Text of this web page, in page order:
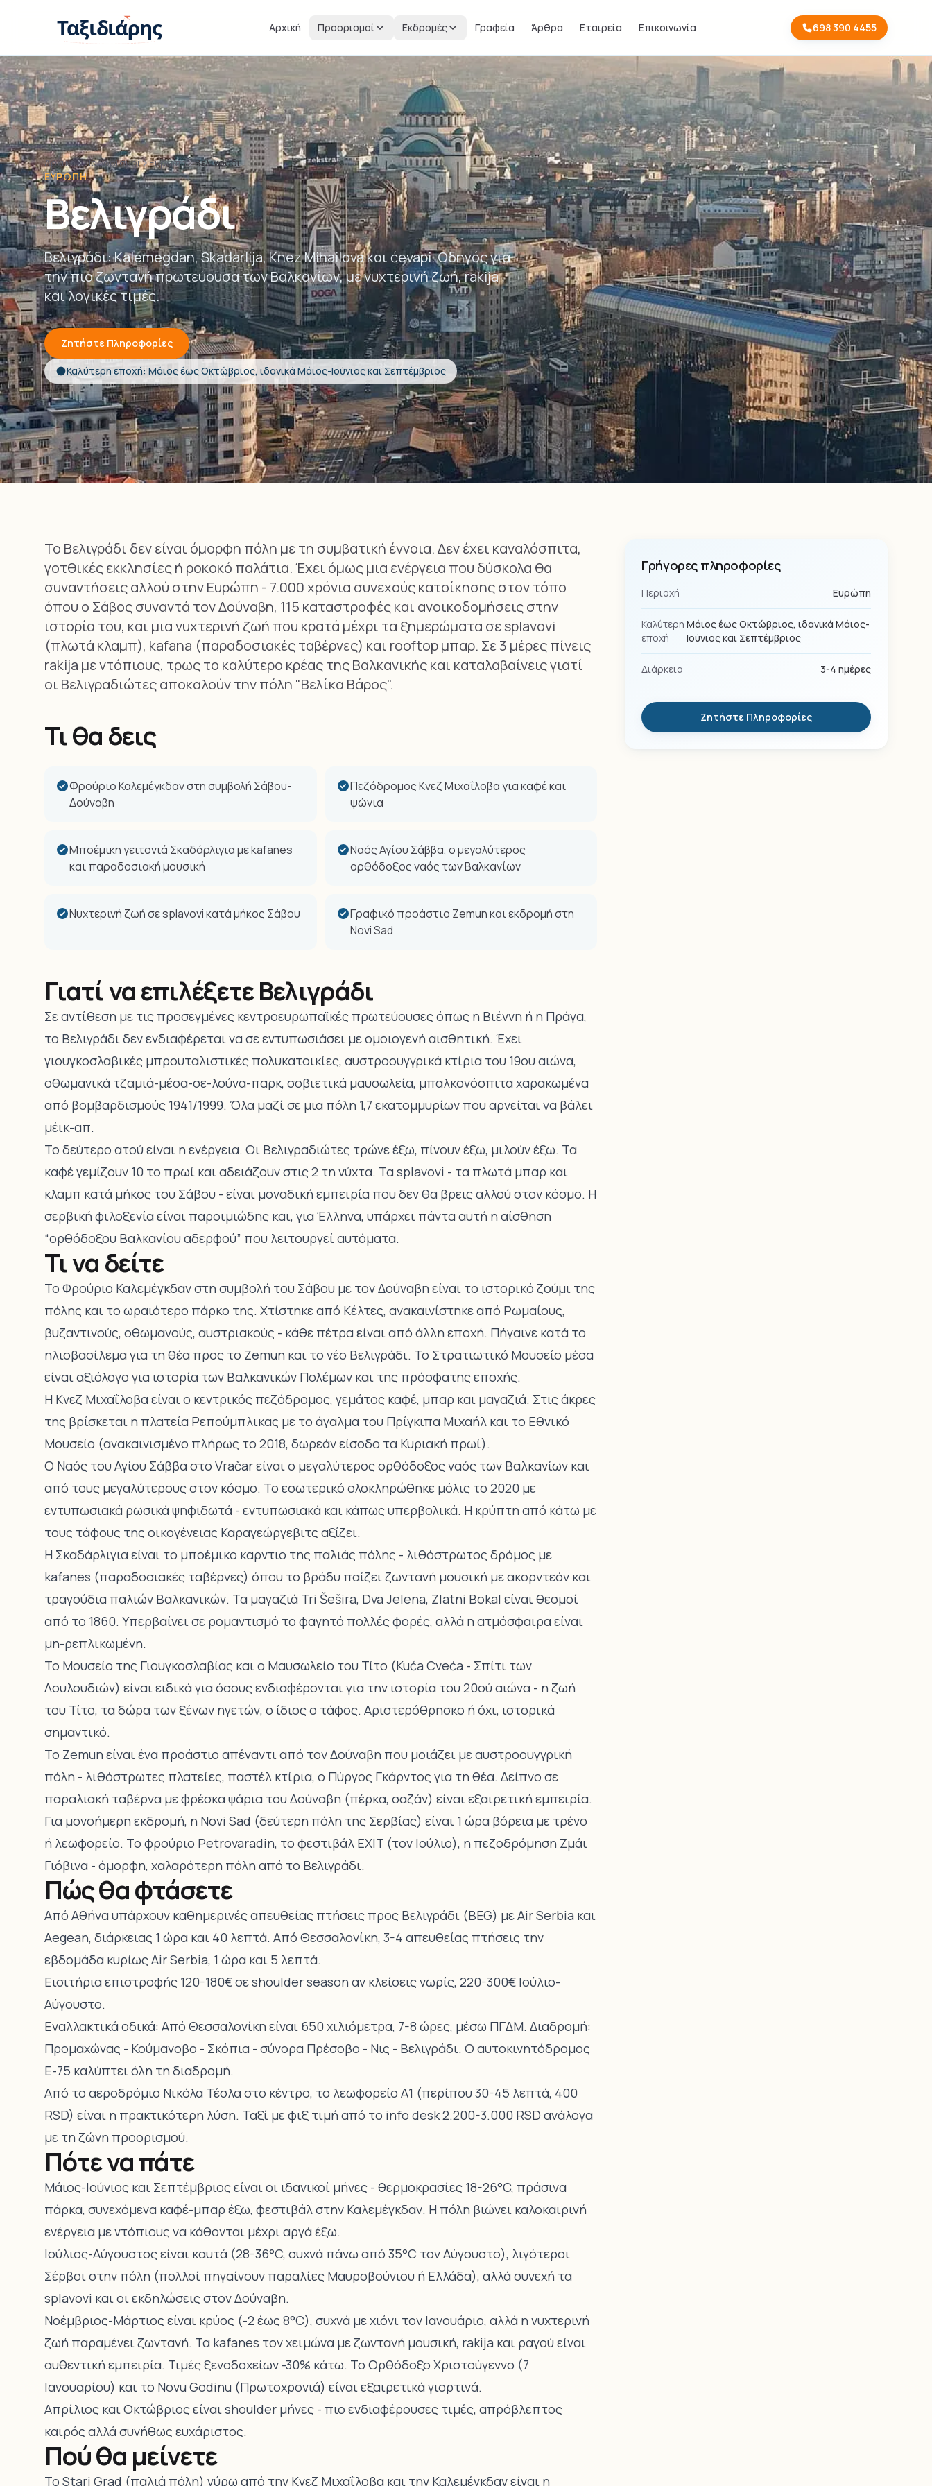
Ταξιδιάρης Αρχική Προορισμοί Εκδρομές Γραφεία Άρθρα Εταιρεία Επικοινωνία 698 390 4455
Αρχική Προορισμοί Ευρώπη
Βελιγράδι
ΕΥΡΏΠΗ
Βελιγράδι
Βελιγράδι: Kalemegdan, Skadarlija, Knez Mihailova και ćevapi. Οδηγός για
την πιο ζωντανή πρωτεύουσα των Βαλκανίων, με νυχτερινή ζωή, rakija
και λογικές τιμές.
Ζητήστε Πληροφορίες
Καλύτερη εποχή: Μάιος έως Οκτώβριος, ιδανικά Μάιος-Ιούνιος και Σεπτέμβριος
Το Βελιγράδι δεν είναι όμορφη πόλη με τη συμβατική έννοια. Δεν έχει καναλόσπιτα,
γοτθικές εκκλησίες ή ροκοκό παλάτια. Έχει όμως μια ενέργεια που δύσκολα θα
συναντήσεις αλλού στην Ευρώπη - 7.000 χρόνια συνεχούς κατοίκησης στον τόπο
όπου ο Σάβος συναντά τον Δούναβη, 115 καταστροφές και ανοικοδομήσεις στην
ιστορία του, και μια νυχτερινή ζωή που κρατά μέχρι τα ξημερώματα σε splavovi
(πλωτά κλαμπ), kafana (παραδοσιακές ταβέρνες) και rooftop μπαρ. Σε 3 μέρες πίνεις
rakija με ντόπιους, τρως το καλύτερο κρέας της Βαλκανικής και καταλαβαίνεις γιατί
οι Βελιγραδιώτες αποκαλούν την πόλη "Βελίκα Βάρος".
Τι θα δεις
Φρούριο Καλεμέγκδαν στη συμβολή Σάβου-
Δούναβη
Πεζόδρομος Κνεζ Μιχαΐλοβα για καφέ και
ψώνια
Μποέμικη γειτονιά Σκαδάρλιγια με kafanes
και παραδοσιακή μουσική
Ναός Αγίου Σάββα, ο μεγαλύτερος
ορθόδοξος ναός των Βαλκανίων
Νυχτερινή ζωή σε splavovi κατά μήκος Σάβου
Γραφικό προάστιο Zemun και εκδρομή στη
Novi Sad
Γιατί να επιλέξετε Βελιγράδι
Σε αντίθεση με τις προσεγμένες κεντροευρωπαϊκές πρωτεύουσες όπως η Βιέννη ή η Πράγα,
το Βελιγράδι δεν ενδιαφέρεται να σε εντυπωσιάσει με ομοιογενή αισθητική. Έχει
γιουγκοσλαβικές μπρουταλιστικές πολυκατοικίες, αυστροουγγρικά κτίρια του 19ου αιώνα,
οθωμανικά τζαμιά-μέσα-σε-λούνα-παρκ, σοβιετικά μαυσωλεία, μπαλκονόσπιτα χαρακωμένα
από βομβαρδισμούς 1941/1999. Όλα μαζί σε μια πόλη 1,7 εκατομμυρίων που αρνείται να βάλει
μέικ-απ.
Το δεύτερο ατού είναι η ενέργεια. Οι Βελιγραδιώτες τρώνε έξω, πίνουν έξω, μιλούν έξω. Τα
καφέ γεμίζουν 10 το πρωί και αδειάζουν στις 2 τη νύχτα. Τα splavovi - τα πλωτά μπαρ και
κλαμπ κατά μήκος του Σάβου - είναι μοναδική εμπειρία που δεν θα βρεις αλλού στον κόσμο. Η
σερβική φιλοξενία είναι παροιμιώδης και, για Έλληνα, υπάρχει πάντα αυτή η αίσθηση
“ορθόδοξου Βαλκανίου αδερφού” που λειτουργεί αυτόματα.
Τι να δείτε
Το Φρούριο Καλεμέγκδαν στη συμβολή του Σάβου με τον Δούναβη είναι το ιστορικό ζούμι της
πόλης και το ωραιότερο πάρκο της. Χτίστηκε από Κέλτες, ανακαινίστηκε από Ρωμαίους,
βυζαντινούς, οθωμανούς, αυστριακούς - κάθε πέτρα είναι από άλλη εποχή. Πήγαινε κατά το
ηλιοβασίλεμα για τη θέα προς το Zemun και το νέο Βελιγράδι. Το Στρατιωτικό Μουσείο μέσα
είναι αξιόλογο για ιστορία των Βαλκανικών Πολέμων και της πρόσφατης εποχής.
Η Κνεζ Μιχαΐλοβα είναι ο κεντρικός πεζόδρομος, γεμάτος καφέ, μπαρ και μαγαζιά. Στις άκρες
της βρίσκεται η πλατεία Ρεπούμπλικας με το άγαλμα του Πρίγκιπα Μιχαήλ και το Εθνικό
Μουσείο (ανακαινισμένο πλήρως το 2018, δωρεάν είσοδο τα Κυριακή πρωί).
Ο Ναός του Αγίου Σάββα στο Vračar είναι ο μεγαλύτερος ορθόδοξος ναός των Βαλκανίων και
από τους μεγαλύτερους στον κόσμο. Το εσωτερικό ολοκληρώθηκε μόλις το 2020 με
εντυπωσιακά ρωσικά ψηφιδωτά - εντυπωσιακά και κάπως υπερβολικά. Η κρύπτη από κάτω με
τους τάφους της οικογένειας Καραγεώργεβιτς αξίζει.
Η Σκαδάρλιγια είναι το μποέμικο καρντιο της παλιάς πόλης - λιθόστρωτος δρόμος με
kafanes (παραδοσιακές ταβέρνες) όπου το βράδυ παίζει ζωντανή μουσική με ακορντεόν και
τραγούδια παλιών Βαλκανικών. Τα μαγαζιά Tri Šešira, Dva Jelena, Zlatni Bokal είναι θεσμοί
από το 1860. Υπερβαίνει σε ρομαντισμό το φαγητό πολλές φορές, αλλά η ατμόσφαιρα είναι
μη-ρεπλικωμένη.
Το Μουσείο της Γιουγκοσλαβίας και ο Μαυσωλείο του Τίτο (Kuća Cveća - Σπίτι των
Λουλουδιών) είναι ειδικά για όσους ενδιαφέρονται για την ιστορία του 20ού αιώνα - η ζωή
του Τίτο, τα δώρα των ξένων ηγετών, ο ίδιος ο τάφος. Αριστερόθρησκο ή όχι, ιστορικά
σημαντικό.
Το Zemun είναι ένα προάστιο απέναντι από τον Δούναβη που μοιάζει με αυστροουγγρική
πόλη - λιθόστρωτες πλατείες, παστέλ κτίρια, ο Πύργος Γκάρντος για τη θέα. Δείπνο σε
παραλιακή ταβέρνα με φρέσκα ψάρια του Δούναβη (πέρκα, σαζάν) είναι εξαιρετική εμπειρία.
Για μονοήμερη εκδρομή, η Novi Sad (δεύτερη πόλη της Σερβίας) είναι 1 ώρα βόρεια με τρένο
ή λεωφορείο. Το φρούριο Petrovaradin, το φεστιβάλ EXIT (τον Ιούλιο), η πεζοδρόμηση Ζμάι
Γιόβινα - όμορφη, χαλαρότερη πόλη από το Βελιγράδι.
Πώς θα φτάσετε
Από Αθήνα υπάρχουν καθημερινές απευθείας πτήσεις προς Βελιγράδι (BEG) με Air Serbia και
Aegean, διάρκειας 1 ώρα και 40 λεπτά. Από Θεσσαλονίκη, 3-4 απευθείας πτήσεις την
εβδομάδα κυρίως Air Serbia, 1 ώρα και 5 λεπτά.
Εισιτήρια επιστροφής 120-180€ σε shoulder season αν κλείσεις νωρίς, 220-300€ Ιούλιο-
Αύγουστο.
Εναλλακτικά οδικά: Από Θεσσαλονίκη είναι 650 χιλιόμετρα, 7-8 ώρες, μέσω ΠΓΔΜ. Διαδρομή:
Προμαχώνας - Κούμανοβο - Σκόπια - σύνορα Πρέσοβο - Νις - Βελιγράδι. Ο αυτοκινητόδρομος
Ε-75 καλύπτει όλη τη διαδρομή.
Από το αεροδρόμιο Νικόλα Τέσλα στο κέντρο, το λεωφορείο A1 (περίπου 30-45 λεπτά, 400
RSD) είναι η πρακτικότερη λύση. Ταξί με φιξ τιμή από το info desk 2.200-3.000 RSD ανάλογα
με τη ζώνη προορισμού.
Πότε να πάτε
Μάιος-Ιούνιος και Σεπτέμβριος είναι οι ιδανικοί μήνες - θερμοκρασίες 18-26°C, πράσινα
πάρκα, συνεχόμενα καφέ-μπαρ έξω, φεστιβάλ στην Καλεμέγκδαν. Η πόλη βιώνει καλοκαιρινή
ενέργεια με ντόπιους να κάθονται μέχρι αργά έξω.
Ιούλιος-Αύγουστος είναι καυτά (28-36°C, συχνά πάνω από 35°C τον Αύγουστο), λιγότεροι
Σέρβοι στην πόλη (πολλοί πηγαίνουν παραλίες Μαυροβούνιου ή Ελλάδα), αλλά συνεχή τα
splavovi και οι εκδηλώσεις στον Δούναβη.
Νοέμβριος-Μάρτιος είναι κρύος (-2 έως 8°C), συχνά με χιόνι τον Ιανουάριο, αλλά η νυχτερινή
ζωή παραμένει ζωντανή. Τα kafanes τον χειμώνα με ζωντανή μουσική, rakija και ραγού είναι
αυθεντική εμπειρία. Τιμές ξενοδοχείων -30% κάτω. Το Ορθόδοξο Χριστούγεννο (7
Ιανουαρίου) και το Novu Godinu (Πρωτοχρονιά) είναι εξαιρετικά γιορτινά.
Απρίλιος και Οκτώβριος είναι shoulder μήνες - πιο ενδιαφέρουσες τιμές, απρόβλεπτος
καιρός αλλά συνήθως ευχάριστος.
Πού θα μείνετε
Το Stari Grad (παλιά πόλη) γύρω από την Κνεζ Μιχαΐλοβα και την Καλεμέγκδαν είναι η
Γρήγορες πληροφορίες
Περιοχή Ευρώπη
Καλύτερη
εποχή
Μάιος έως Οκτώβριος, ιδανικά Μάιος-
Ιούνιος και Σεπτέμβριος
Διάρκεια 3-4 ημέρες
Ζητήστε Πληροφορίες